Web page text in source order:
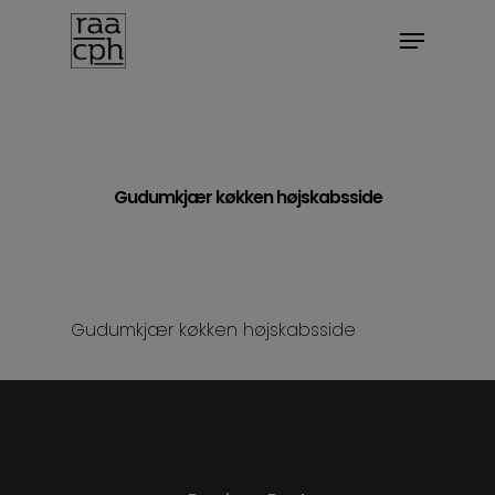
BOOK MØDE
Gudumkjær køkken højskabsside
Gudumkjær køkken højskabsside